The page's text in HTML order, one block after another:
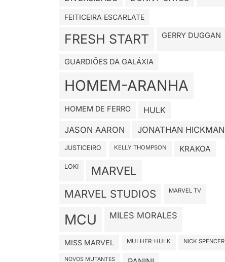
FEITICEIRA ESCARLATE
FRESH START GERRY DUGGAN
GUARDIÕES DA GALÁXIA
HOMEM-ARANHA
HOMEM DE FERRO
HULK
JASON AARON
JONATHAN HICKMAN
JUSTICEIRO KELLY THOMPSON KRAKOA
LOKI MARVEL
MARVEL STUDIOS MARVEL TV
MCU MILES MORALES
MISS MARVEL MULHER-HULK NICK SPENCER
NOVOS MUTANTES